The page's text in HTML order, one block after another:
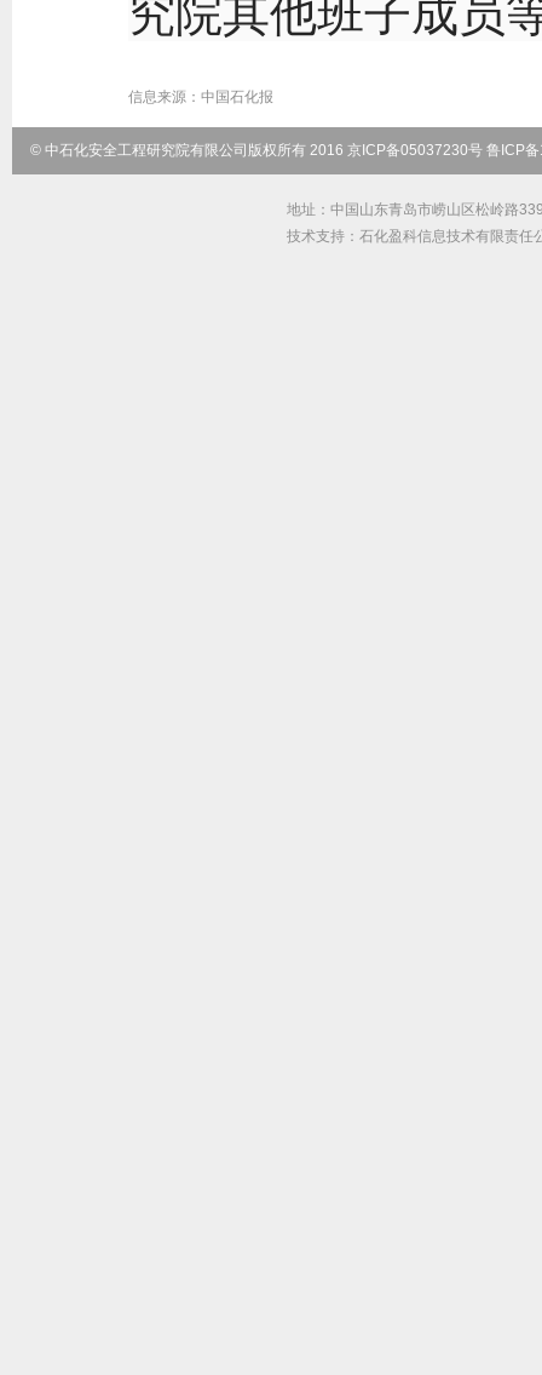
究院其他班子成员
信息来源： 中国石化报
© 中石化安全工程研究院有限公司版权所有 2016 京ICP备05037230号 鲁ICP
地址：中国山东青岛市崂山区松岭路
技术支持：石化盈科信息技术有限责任